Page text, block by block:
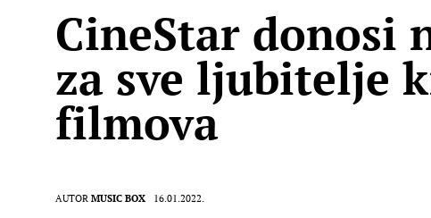
CineStar donosi
za sve ljubitelje
filmova
AUTOR MUSIC BOX 16.01.2022.